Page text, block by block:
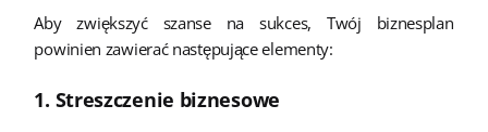
Aby zwiększyć szanse na sukces, Twój biznesplan
powinien zawierać następujące elementy:
1. Streszczenie biznesowe